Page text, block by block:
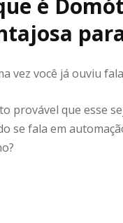
é
vez você já ouviu
provável que esse
se fala em